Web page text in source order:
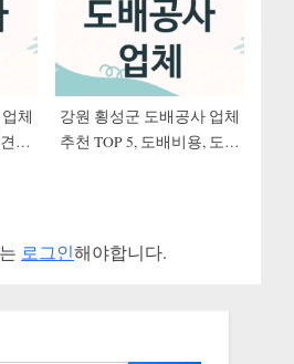
체
적,
강원 횡성군 도배공사 업체
추천 TOP 5, 도배비용, 도배
로그인해야합니다.